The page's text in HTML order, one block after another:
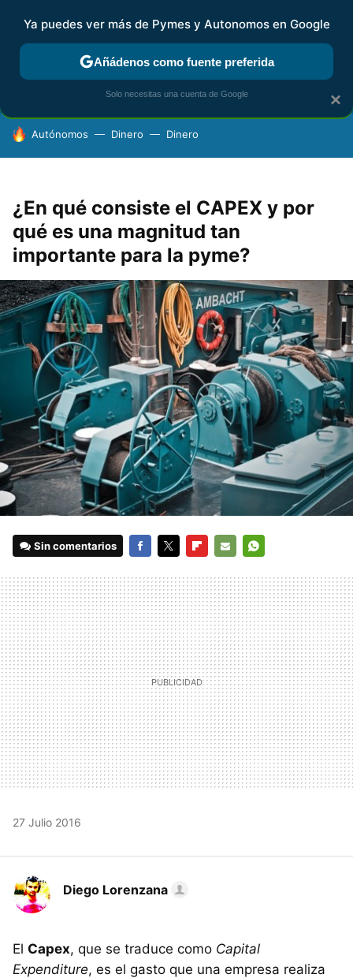
FISCALIDAD Y CONTABILIDAD KIT DIGITAL RENTA
HOY SE HABLA DE
Autónomos Dinero Dinero
¿En qué consiste el CAPEX y por
qué es una magnitud tan
importante para la pyme?
Sin comentarios
MAIL
27 Julio 2016
Diego Lorenzana
El Capex, que se traduce como Capital
Expenditure, es el gasto que una empresa realiza
×
Ya puedes ver más de Pymes y Autonomos en Google
Añádenos como fuente preferida
Solo necesitas una cuenta de Google